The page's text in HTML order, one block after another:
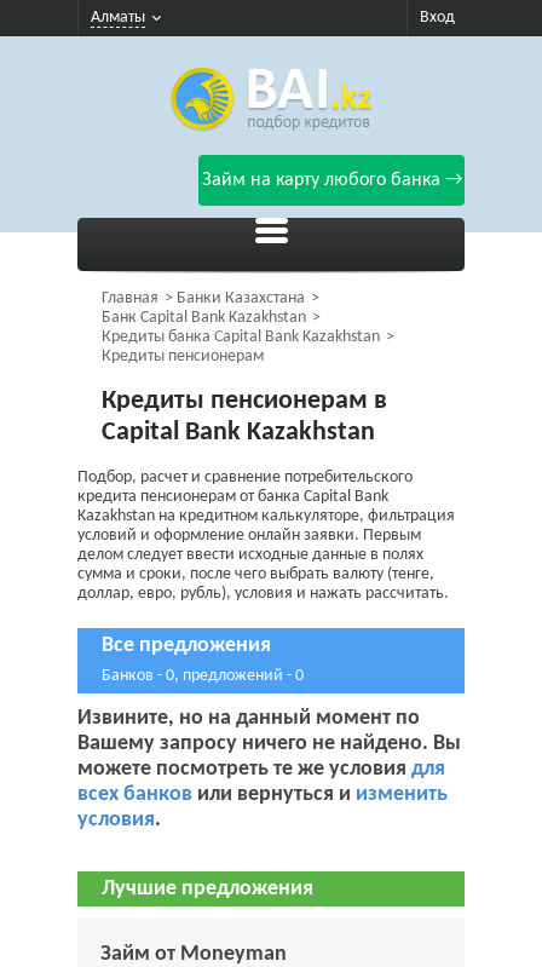
Алматы Вход
Займ на карту любого банка →
Главная
Банки Казахстана
Банк Capital Bank Kazakhstan
Кредиты банка Capital Bank Kazakhstan
Кредиты пенсионерам
Кредиты пенсионерам в
Capital Bank Kazakhstan
Подбор, расчет и сравнение потребительского
кредита пенсионерам от банка Capital Bank
Kazakhstan на кредитном калькуляторе, фильтрация
условий и оформление онлайн заявки. Первым
делом следует ввести исходные данные в полях
сумма и сроки, после чего выбрать валюту (тенге,
доллар, евро, рубль), условия и нажать рассчитать.
Все предложения
Банков - 0, предложений - 0
Извините, но на данный момент по
Вашему запросу ничего не найдено. Вы
можете посмотреть те же условия для
всех банков или вернуться и изменить
условия.
Лучшие предложения
Займ от Moneyman